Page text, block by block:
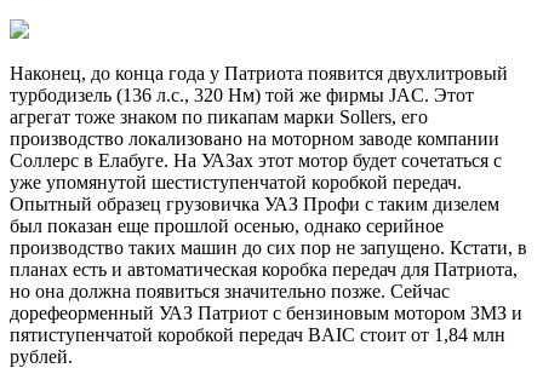
Наконец, до конца года у Патриота появится двухлитровый
турбодизель (136 л.с., 320 Нм) той же фирмы JAC. Этот
агрегат тоже знаком по пикапам марки Sollers, его
производство локализовано на моторном заводе компании
Соллерс в Елабуге. На УАЗах этот мотор будет сочетаться с
уже упомянутой шестиступенчатой коробкой передач.
Опытный образец грузовичка УАЗ Профи с таким дизелем
был показан еще прошлой осенью, однако серийное
производство таких машин до сих пор не запущено. Кстати, в
планах есть и автоматическая коробка передач для Патриота,
но она должна появиться значительно позже. Сейчас
дорефеорменный УАЗ Патриот с бензиновым мотором ЗМЗ и
пятиступенчатой коробкой передач BAIC стоит от 1,84 млн
рублей.